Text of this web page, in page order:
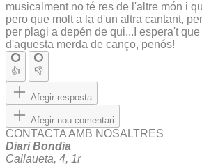
musicalment no té res de l'altre món i
pero que molt a la d'un altra cantant,
per plagi a depén de qui...I espera't
d'aquesta merda de canço, penós!
👍 👎
Afegir resposta
Afegir nou comentari
CONTACTA AMB NOSALTRES
Diari Bondia
Callaueta, 4, 1r